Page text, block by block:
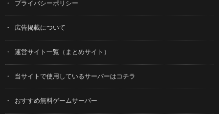
プライバシーポリシー
広告掲載について
運営サイト一覧（まとめサイト）
当サイトで使用しているサーバーはコチラ
おすすめ無料ゲームサーバー